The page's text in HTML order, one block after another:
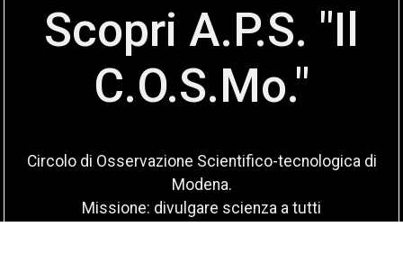
Scopri A.P.S. "Il
C.O.S.Mo."
Circolo di Osservazione Scientifico-tecnologica di
Modena.
Missione: divulgare scienza a tutti